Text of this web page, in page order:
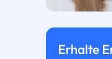
Erhalte